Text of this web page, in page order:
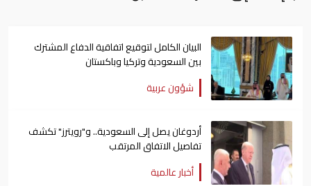
البيان الكامل لتوقيع اتفاقية الدفاع المشترك
بين السعودية وتركيا وباكستان
شؤون عربية
أردوغان يصل إلى السعودية.. و"رويترز" تكشف
تفاصيل الاتفاق المرتقب
أخبار عالمية